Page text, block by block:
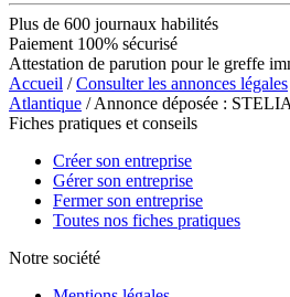
Plus de 600 journaux habilités
Paiement 100% sécurisé
Attestation de parution pour le greffe
Accueil /Consulter les annonces légales
Atlantique / Annonce déposée :
Fiches pratiques et conseils
Créer son entreprise
Gérer son entreprise
Fermer son entreprise
Toutes nos fiches pratiques
Notre société